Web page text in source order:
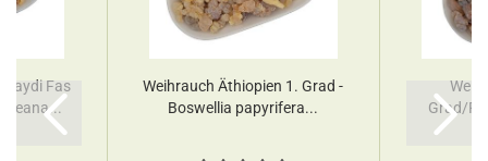
Fas
Weihrauch Äthiopien 1. Grad -
Boswellia papyrifera...
Grad/